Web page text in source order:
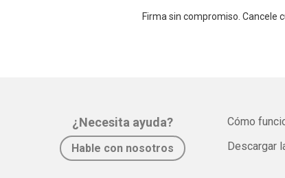
Firma sin compromiso. Cancele
¿Necesita ayuda?
Hable con nosotros
Cómo
Descargar